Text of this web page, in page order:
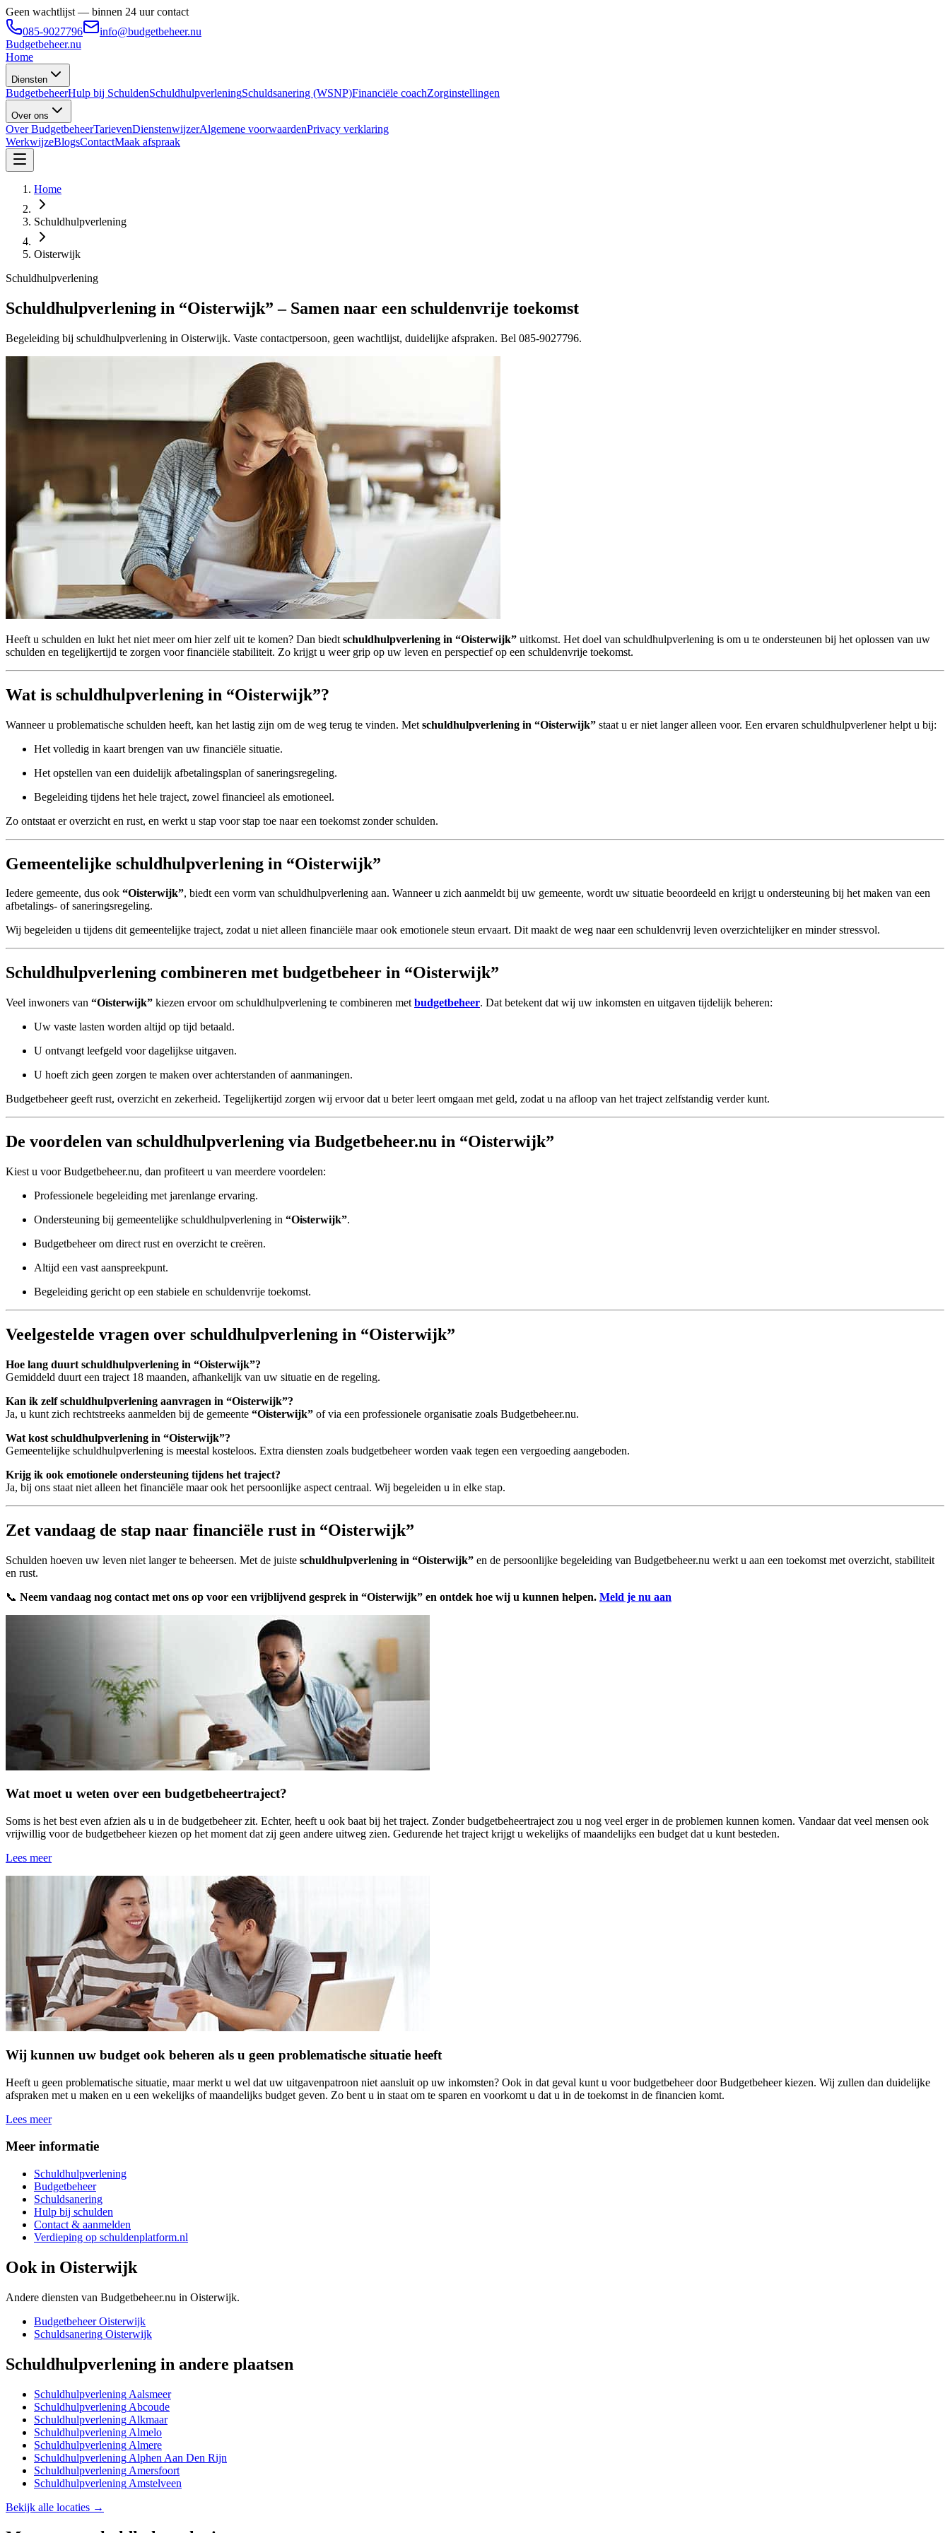
Geen wachtlijst — binnen 24 uur contact
085-9027796
info@budgetbeheer.nu
Budgetbeheer.nu
Home
Diensten
BudgetbeheerHulp bij SchuldenSchuldhulpverleningSchuldsanering (WSNP)Financiële coachZorginstellingen
Over ons
Over BudgetbeheerTarievenDienstenwijzerAlgemene voorwaardenPrivacy verklaring
WerkwijzeBlogsContactMaak afspraak
Home
Schuldhulpverlening
Oisterwijk
Schuldhulpverlening
Schuldhulpverlening in “Oisterwijk” – Samen naar een schuldenvrije toekomst
Begeleiding bij schuldhulpverlening in Oisterwijk. Vaste contactpersoon, geen wachtlijst, duidelijke afspraken. Bel 085-9027796.
Heeft u schulden en lukt het niet meer om hier zelf uit te komen? Dan biedt schuldhulpverlening in “Oisterwijk” uitkomst. Het doel van schuldhulpverlening is om u te ondersteunen bij het oplossen van uw
schulden en tegelijkertijd te zorgen voor financiële stabiliteit. Zo krijgt u weer grip op uw leven en perspectief op een schuldenvrije toekomst.
Wat is schuldhulpverlening in “Oisterwijk”?
Wanneer u problematische schulden heeft, kan het lastig zijn om de weg terug te vinden. Met schuldhulpverlening in “Oisterwijk” staat u er niet langer alleen voor. Een ervaren schuldhulpverlener helpt u bij:
Het volledig in kaart brengen van uw financiële situatie.
Het opstellen van een duidelijk afbetalingsplan of saneringsregeling.
Begeleiding tijdens het hele traject, zowel financieel als emotioneel.
Zo ontstaat er overzicht en rust, en werkt u stap voor stap toe naar een toekomst zonder schulden.
Gemeentelijke schuldhulpverlening in “Oisterwijk”
Iedere gemeente, dus ook “Oisterwijk”, biedt een vorm van schuldhulpverlening aan. Wanneer u zich aanmeldt bij uw gemeente, wordt uw situatie beoordeeld en krijgt u ondersteuning bij het maken van een
afbetalings- of saneringsregeling.
Wij begeleiden u tijdens dit gemeentelijke traject, zodat u niet alleen financiële maar ook emotionele steun ervaart. Dit maakt de weg naar een schuldenvrij leven overzichtelijker en minder stressvol.
Schuldhulpverlening combineren met budgetbeheer in “Oisterwijk”
Veel inwoners van “Oisterwijk” kiezen ervoor om schuldhulpverlening te combineren met budgetbeheer. Dat betekent dat wij uw inkomsten en uitgaven tijdelijk beheren:
Uw vaste lasten worden altijd op tijd betaald.
U ontvangt leefgeld voor dagelijkse uitgaven.
U hoeft zich geen zorgen te maken over achterstanden of aanmaningen.
Budgetbeheer geeft rust, overzicht en zekerheid. Tegelijkertijd zorgen wij ervoor dat u beter leert omgaan met geld, zodat u na afloop van het traject zelfstandig verder kunt.
De voordelen van schuldhulpverlening via Budgetbeheer.nu in “Oisterwijk”
Kiest u voor Budgetbeheer.nu, dan profiteert u van meerdere voordelen:
Professionele begeleiding met jarenlange ervaring.
Ondersteuning bij gemeentelijke schuldhulpverlening in “Oisterwijk”.
Budgetbeheer om direct rust en overzicht te creëren.
Altijd een vast aanspreekpunt.
Begeleiding gericht op een stabiele en schuldenvrije toekomst.
Veelgestelde vragen over schuldhulpverlening in “Oisterwijk”
Hoe lang duurt schuldhulpverlening in “Oisterwijk”?
Gemiddeld duurt een traject 18 maanden, afhankelijk van uw situatie en de regeling.
Kan ik zelf schuldhulpverlening aanvragen in “Oisterwijk”?
Ja, u kunt zich rechtstreeks aanmelden bij de gemeente “Oisterwijk” of via een professionele organisatie zoals Budgetbeheer.nu.
Wat kost schuldhulpverlening in “Oisterwijk”?
Gemeentelijke schuldhulpverlening is meestal kosteloos. Extra diensten zoals budgetbeheer worden vaak tegen een vergoeding aangeboden.
Krijg ik ook emotionele ondersteuning tijdens het traject?
Ja, bij ons staat niet alleen het financiële maar ook het persoonlijke aspect centraal. Wij begeleiden u in elke stap.
Zet vandaag de stap naar financiële rust in “Oisterwijk”
Schulden hoeven uw leven niet langer te beheersen. Met de juiste schuldhulpverlening in “Oisterwijk” en de persoonlijke begeleiding van Budgetbeheer.nu werkt u aan een toekomst met overzicht, stabiliteit
en rust.
📞 Neem vandaag nog contact met ons op voor een vrijblijvend gesprek in “Oisterwijk” en ontdek hoe wij u kunnen helpen. Meld je nu aan
Wat moet u weten over een budgetbeheertraject?
Soms is het best even afzien als u in de budgetbeheer zit. Echter, heeft u ook baat bij het traject. Zonder budgetbeheertraject zou u nog veel erger in de problemen kunnen komen. Vandaar dat veel mensen ook
vrijwillig voor de budgetbeheer kiezen op het moment dat zij geen andere uitweg zien. Gedurende het traject krijgt u wekelijks of maandelijks een budget dat u kunt besteden.
Lees meer
Wij kunnen uw budget ook beheren als u geen problematische situatie heeft
Heeft u geen problematische situatie, maar merkt u wel dat uw uitgavenpatroon niet aansluit op uw inkomsten? Ook in dat geval kunt u voor budgetbeheer door Budgetbeheer kiezen. Wij zullen dan duidelijke
afspraken met u maken en u een wekelijks of maandelijks budget geven. Zo bent u in staat om te sparen en voorkomt u dat u in de toekomst in de financien komt.
Lees meer
Meer informatie
Schuldhulpverlening
Budgetbeheer
Schuldsanering
Hulp bij schulden
Contact & aanmelden
Verdieping op schuldenplatform.nl
Ook in Oisterwijk
Andere diensten van Budgetbeheer.nu in Oisterwijk.
Budgetbeheer Oisterwijk
Schuldsanering Oisterwijk
Schuldhulpverlening in andere plaatsen
Schuldhulpverlening Aalsmeer
Schuldhulpverlening Abcoude
Schuldhulpverlening Alkmaar
Schuldhulpverlening Almelo
Schuldhulpverlening Almere
Schuldhulpverlening Alphen Aan Den Rijn
Schuldhulpverlening Amersfoort
Schuldhulpverlening Amstelveen
Bekijk alle locaties →